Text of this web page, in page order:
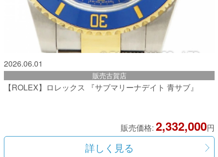
2026.06.01
販売古賀店
【ROLEX】ロレックス 『サブマリーナデイト 青サブ』
販売価格: 2,332,000円
詳しく見る